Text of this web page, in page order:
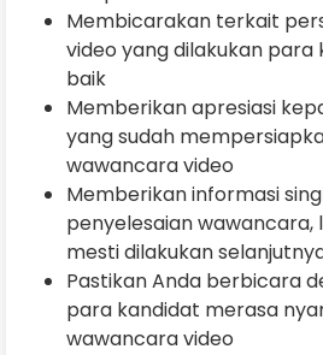
Membicarakan terkait
video yang dilakukan para
baik
Memberikan apresiasi
yang sudah
wawancara video
Memberikan informasi
penyelesaian wawancara,
mesti dilakukan
Pastikan Anda berbicara
para kandidat merasa
wawancara video